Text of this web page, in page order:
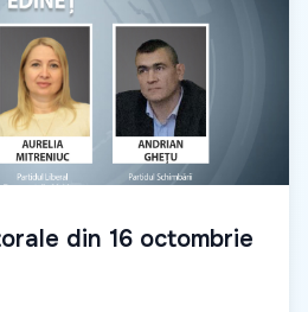
din 16 octombrie